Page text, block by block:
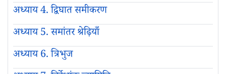
अध्याय 4. द्विघात समीकरण
अध्याय 5. समांतर श्रेढ़ियाँ
अध्याय 6. त्रिभुज